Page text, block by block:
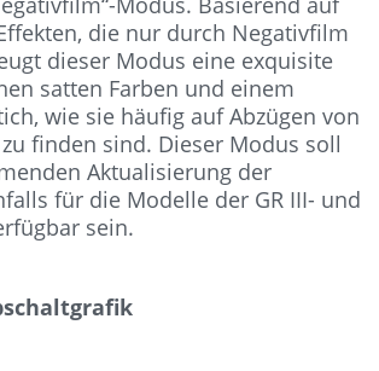
die nur durch Negativfilm
dieser Modus eine exquisite
satten Farben und einem
wie sie häufig auf Abzügen von
finden sind. Dieser Modus soll
Aktualisierung der
für die Modelle der GR III- und
sein.